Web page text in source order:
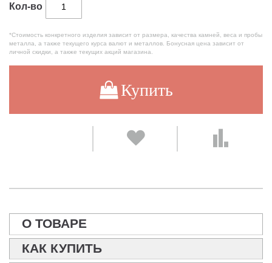
Кол-во
*Стоимость конкретного изделия зависит от размера, качества камней, веса и пробы
металла, а также текущего курса валют и металлов. Бонусная цена зависит от
личной скидки, а также текущих акций магазина.
Купить
О ТОВАРЕ
КАК КУПИТЬ